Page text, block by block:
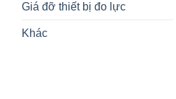
Giá đỡ thiết bị đo lực
Khác